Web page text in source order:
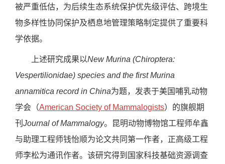
被严重低估，为后续生态系统保护优先级评估、跨境生
物多样性协同保护及栖息地管理策略制定提供了重要科
学依据。
上述研究成果以New Murina (Chiroptera:
Vespertilionidae) species and the first Murina
annamitica record in China为题，发表于美国哺乳动物
学会（American Society of Mammalogists）的旗舰期
刊 Journal of Mammalogy。昆明动物博物馆工程师牟鑫
与助理工程师钱怡顺为论文共同第一作者，正高级工程
师李松为通讯作者。该研究得到国家科技基础资源调查